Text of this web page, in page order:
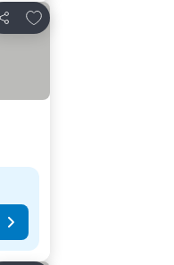
Teilen
Zu Favoriten